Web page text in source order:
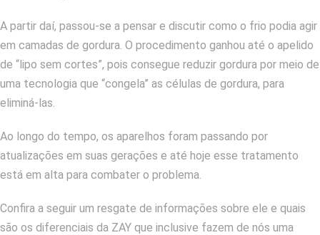
A partir daí, passou-se a pensar e discutir como o frio podia agir
em camadas de gordura. O procedimento ganhou até o apelido
de “lipo sem cortes”, pois consegue reduzir gordura por meio de
uma tecnologia que “congela” as células de gordura, para
eliminá-las.
Ao longo do tempo, os aparelhos foram passando por
atualizações em suas gerações e até hoje esse tratamento
está em alta para combater o problema.
Confira a seguir um resgate de informações sobre ele e quais
são os diferenciais da ZAY que inclusive fazem de nós uma